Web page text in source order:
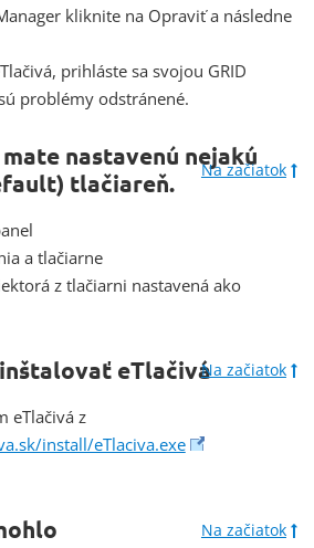
kliknite na Opraviť a následne
prihláste sa svojou GRID
problémy odstránené.
nastavenú nejakú
tlačiareň.
Na začiatok
a tlačiarne
z tlačiarni nastavená ako
eTlačiváNa začiatok
eTlačivá z
install/eTlaciva.exe
Na začiatok